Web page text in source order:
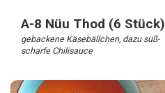
A-8 Nüu Thod (6 Stück)
gebackene Käsebällchen, dazu süß-
scharfe Chilisauce